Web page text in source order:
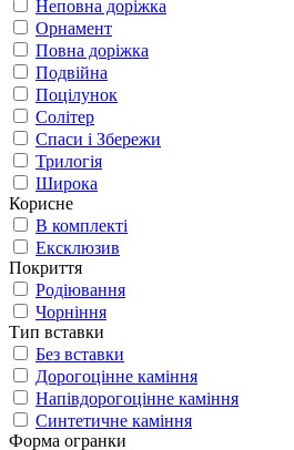
Неповна доріжка
Орнамент
Повна доріжка
Подвійна
Поцілунок
Солітер
Спаси і Збережи
Трилогія
Широка
Корисне
В комплекті
Ексклюзив
Покриття
Родіювання
Чорніння
Тип вставки
Без вставки
Дорогоцінне каміння
Напівдорогоцінне каміння
Синтетичне каміння
Форма огранки